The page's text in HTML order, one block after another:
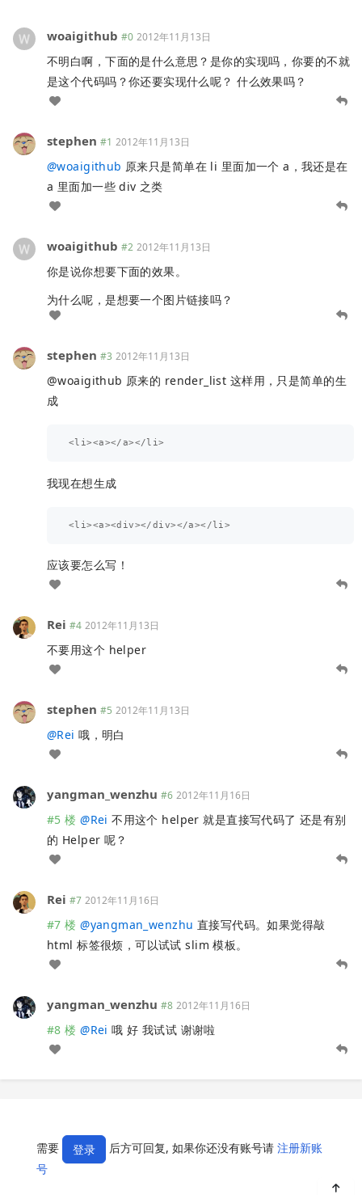
woaigithub #0 2012年11月13日
不明白啊，下面的是什么意思？是你的实现吗，你要的不就
是这个代码吗？你还要实现什么呢？ 什么效果吗？
stephen #1 2012年11月13日
@woaigithub 原来只是简单在 li 里面加一个 a，我还是在
a 里面加一些 div 之类
woaigithub #2 2012年11月13日
你是说你想要下面的效果。
为什么呢，是想要一个图片链接吗？
stephen #3 2012年11月13日
@woaigithub 原来的 render_list 这样用，只是简单的生
成
我现在想生成
应该要怎么写！
Rei #4 2012年11月13日
不要用这个 helper
stephen #5 2012年11月13日
@Rei 哦，明白
yangman_wenzhu #6 2012年11月16日
#5 楼 @Rei 不用这个 helper 就是直接写代码了 还是有别
的 Helper 呢？
Rei #7 2012年11月16日
#7 楼 @yangman_wenzhu 直接写代码。如果觉得敲
html 标签很烦，可以试试 slim 模板。
yangman_wenzhu #8 2012年11月16日
#8 楼 @Rei 哦 好 我试试 谢谢啦
需要 登录 后方可回复, 如果你还没有账号请 注册新账
号